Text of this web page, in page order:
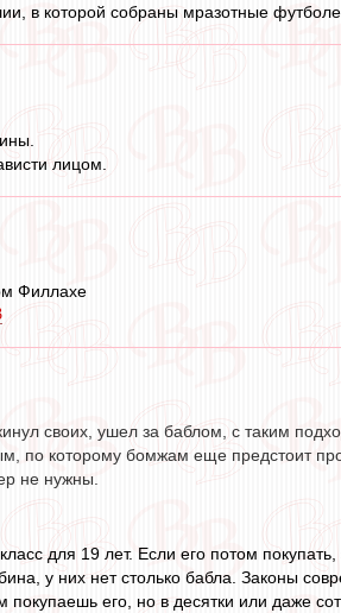
в которой собраны мразотные
лицом.
Филлахе
своих, ушел за баблом, с таким
по которому бомжам еще предстоит
не нужны.
для 19 лет. Если его потом
у них нет столько бабла. Законы
покупаешь его, но в десятки или даже